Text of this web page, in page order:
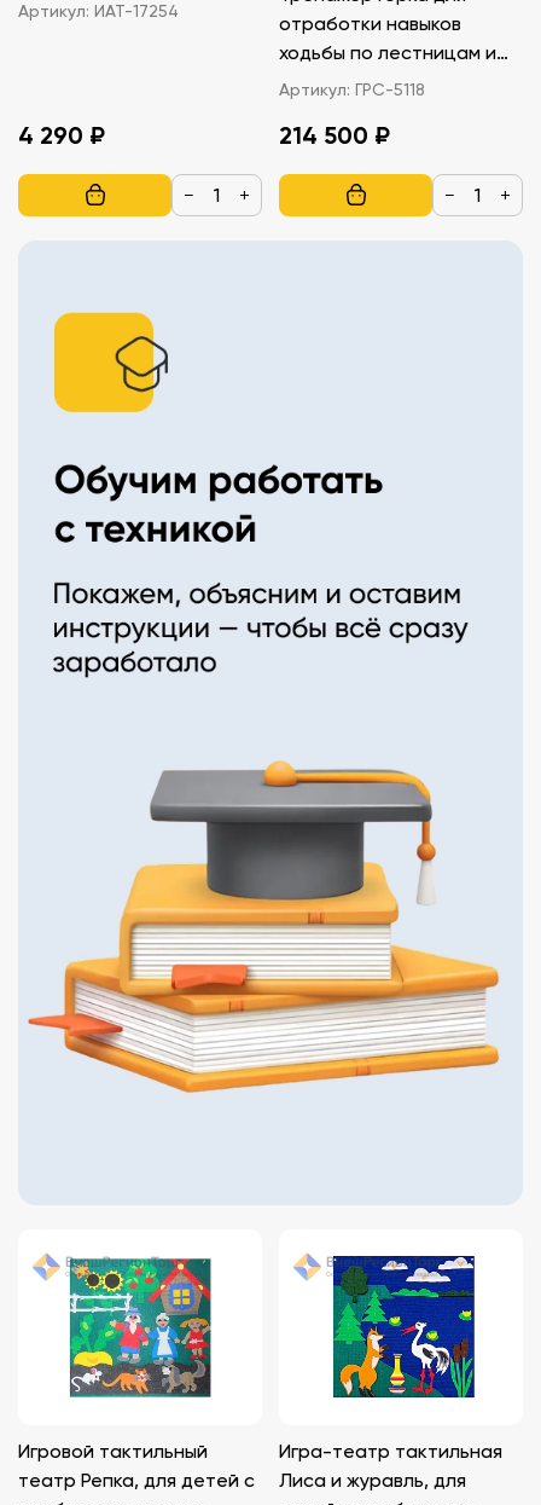
Артикул: ИАТ-17254
4 290 ₽
− +
отработки навыков
ходьбы по лестницам и
пандусу
Артикул: ГРС-5118
214 500 ₽
− +
Игровой тактильный
театр Репка, для детей с
Игра-театр тактильная
Лиса и журавль, для